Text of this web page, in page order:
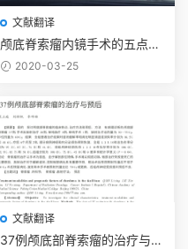
文献翻译
颅底脊索瘤内镜手术的五点经
验与理念 367例
2020-03-25
文献翻译
37例颅底部脊索瘤的治疗与预